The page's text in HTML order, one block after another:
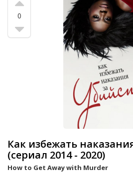
0
Как избежать
(сериал 2014 - 2020)
How to Get Away with Murder